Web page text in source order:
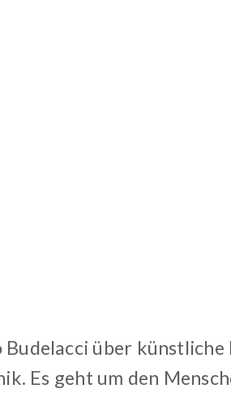
über
Es geht um den